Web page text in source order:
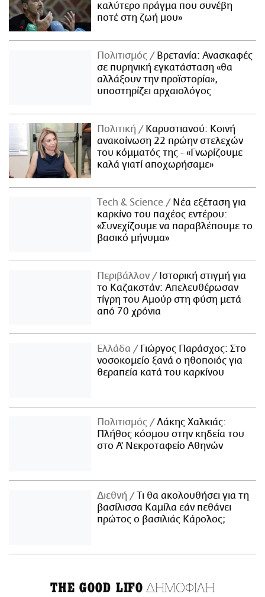
καλύτερο πράγμα που συνέβη
ποτέ στη ζωή μου»
Πολιτισμός
Βρετανία: Ανασκαφές
σε πυρηνική εγκατάσταση «θα
αλλάξουν την προϊστορία»,
υποστηρίζει αρχαιολόγος
Πολιτική
Καρυστιανού: Κοινή
ανακοίνωση 22 πρώην στελεχών
του κόμματός της - «Γνωρίζουμε
καλά γιατί αποχωρήσαμε»
Τech & Science
Νέα εξέταση για
καρκίνο του παχέος εντέρου:
«Συνεχίζουμε να παραβλέπουμε το
βασικό μήνυμα»
Περιβάλλον
Ιστορική στιγμή για
το Καζακστάν: Απελευθέρωσαν
τίγρη του Αμούρ στη φύση μετά
από 70 χρόνια
Ελλάδα
Γιώργος Παράσχος: Στο
νοσοκομείο ξανά ο ηθοποιός για
θεραπεία κατά του καρκίνου
Πολιτισμός
Λάκης Χαλκιάς:
Πλήθος κόσμου στην κηδεία του
στο Α' Νεκροταφείο Αθηνών
Διεθνή
Τι θα ακολουθήσει για τη
βασίλισσα Καμίλα εάν πεθάνει
πρώτος ο βασιλιάς Κάρολος;
THE GOOD LIFO ΔΗΜΟΦΙΛΗ